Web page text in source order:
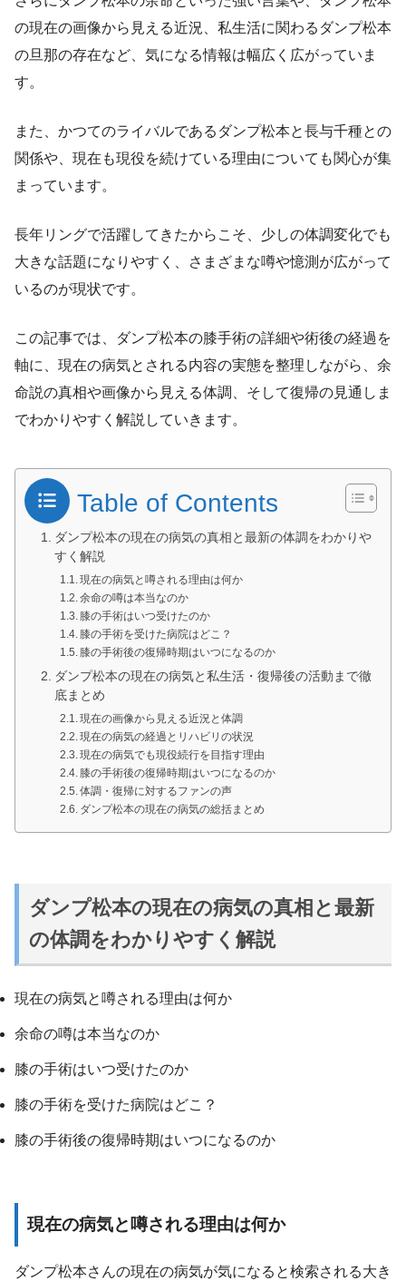
の現在の画像から見える近況、私生活に関わるダンプ松本
の旦那の存在など、気になる情報は幅広く広がっていま
す。
また、かつてのライバルであるダンプ松本と長与千種との
関係や、現在も現役を続けている理由についても関心が集
まっています。
長年リングで活躍してきたからこそ、少しの体調変化でも
大きな話題になりやすく、さまざまな噂や憶測が広がって
いるのが現状です。
この記事では、ダンプ松本の膝手術の詳細や術後の経過を
軸に、現在の病気とされる内容の実態を整理しながら、余
命説の真相や画像から見える体調、そして復帰の見通しま
でわかりやすく解説していきます。
Table of Contents
ダンプ松本の現在の病気の真相と最新の体調をわかりや
すく解説
現在の病気と噂される理由は何か
余命の噂は本当なのか
膝の手術はいつ受けたのか
膝の手術を受けた病院はどこ？
膝の手術後の復帰時期はいつになるのか
ダンプ松本の現在の病気と私生活・復帰後の活動まで徹
底まとめ
現在の画像から見える近況と体調
現在の病気の経過とリハビリの状況
現在の病気でも現役続行を目指す理由
膝の手術後の復帰時期はいつになるのか
体調・復帰に対するファンの声
ダンプ松本の現在の病気の総括まとめ
ダンプ松本の現在の病気の真相と最新
の体調をわかりやすく解説
現在の病気と噂される理由は何か
余命の噂は本当なのか
膝の手術はいつ受けたのか
膝の手術を受けた病院はどこ？
膝の手術後の復帰時期はいつになるのか
現在の病気と噂される理由は何か
ダンプ松本さんの現在の病気が気になると検索される大き